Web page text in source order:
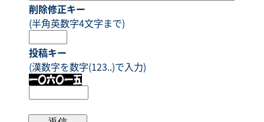
削除修正キー
(半角英数字4文字まで)
投稿キー
(漢数字を数字(123..)で入力)